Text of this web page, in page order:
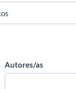
Autores/as